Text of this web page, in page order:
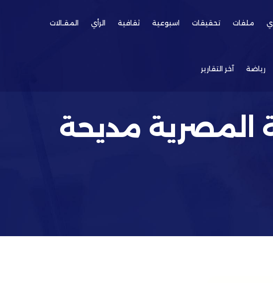
ملفات تحقيقات اسبوعية ثقافية الرأي المقـالات
رياضة آخر التقارير
المصرية مديحة